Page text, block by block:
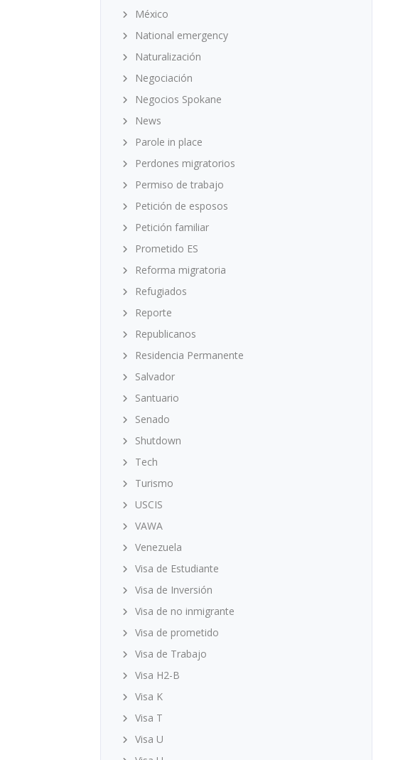
México
National emergency
Naturalización
Negociación
Negocios Spokane
News
Parole in place
Perdones migratorios
Permiso de trabajo
Petición de esposos
Petición familiar
Prometido ES
Reforma migratoria
Refugiados
Reporte
Republicanos
Residencia Permanente
Salvador
Santuario
Senado
Shutdown
Tech
Turismo
USCIS
VAWA
Venezuela
Visa de Estudiante
Visa de Inversión
Visa de no inmigrante
Visa de prometido
Visa de Trabajo
Visa H2-B
Visa K
Visa T
Visa U